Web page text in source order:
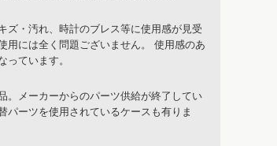
ズ・汚れ、時計のブレス等に使用感が見受
用には全く問題ございません。 使用感のあ
っています。
。メーカーからのパーツ供給が終了してい
パーツを使用されているケースも有りま